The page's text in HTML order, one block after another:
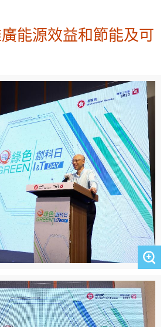
能源效益和節能及可